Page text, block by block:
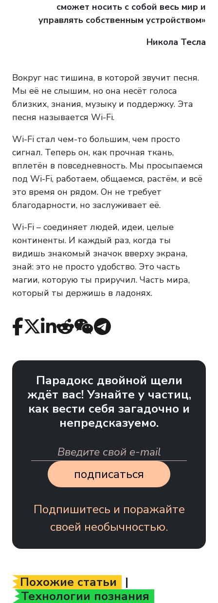
сможет носить с собой весь мир и
управлять собственным устройством»
Никола Тесла
Вокруг нас тишина, в которой звучит песня.
Мы её не слышим, но она несёт голоса
близких, знания, музыку и поддержку. Эта
песня называется Wi-Fi.
Wi-Fi стал чем-то большим, чем просто
сигнал. Теперь он, как прочная ткань,
вплетён в повседневность. Мы просыпаемся
под Wi-Fi, работаем, общаемся, растём, и всё
это время он рядом. Он не требует
благодарности, но заслуживает её.
Wi-Fi – соединяет людей, идеи, целые
континенты. И каждый раз, когда ты
видишь знакомый значок вверху экрана,
знай: это не просто удобство. Это часть
магии, которую ты приручил. Часть мира,
который ты держишь в ладонях.
Парадокс двойной щели
ждёт вас! Узнайте у частиц,
как вести себя загадочно и
непредсказуемо.
подписаться
Подпишитесь и поражайте
своей необычностью.
Похожие статьи
|
Технологии познания